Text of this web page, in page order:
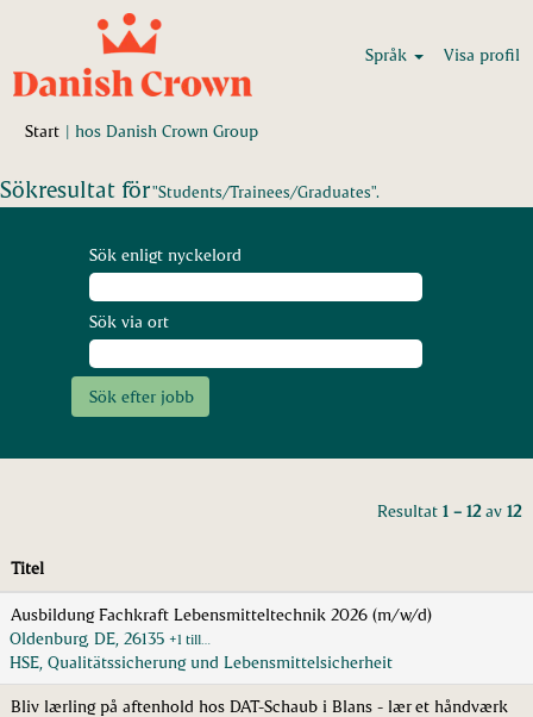
Språk Visa profil
Start | hos Danish Crown Group(aktuell
Sökresultat för"Students/Trainees/Graduates".
Sök enligt nyckelord
Sök via ort
Resultat 1 – 12av 12
Titel
Ausbildung Fachkraft Lebensmitteltechnik 2026 (m/w/d)
Oldenburg, DE, 26135 +1 till…
HSE, Qualitätssicherung und Lebensmittelsicherheit
Bliv lærling på aftenhold hos DAT-Schaub i Blans - lær et håndværk